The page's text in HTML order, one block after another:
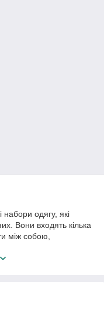
одягу, які
Вони входять кілька
між собою,
Комплекти